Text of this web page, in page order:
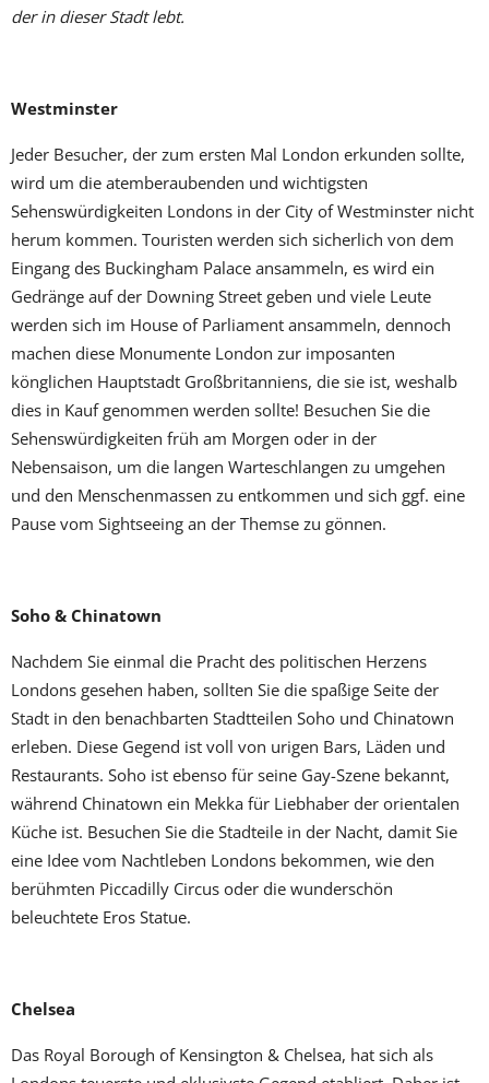
der in dieser Stadt lebt.
Westminster
Jeder Besucher, der zum ersten Mal London erkunden sollte,
wird um die atemberaubenden und wichtigsten
Sehenswürdigkeiten Londons in der City of Westminster nicht
herum kommen. Touristen werden sich sicherlich von dem
Eingang des Buckingham Palace ansammeln, es wird ein
Gedränge auf der Downing Street geben und viele Leute
werden sich im House of Parliament ansammeln, dennoch
machen diese Monumente London zur imposanten
könglichen Hauptstadt Großbritanniens, die sie ist, weshalb
dies in Kauf genommen werden sollte! Besuchen Sie die
Sehenswürdigkeiten früh am Morgen oder in der
Nebensaison, um die langen Warteschlangen zu umgehen
und den Menschenmassen zu entkommen und sich ggf. eine
Pause vom Sightseeing an der Themse zu gönnen.
Soho & Chinatown
Nachdem Sie einmal die Pracht des politischen Herzens
Londons gesehen haben, sollten Sie die spaßige Seite der
Stadt in den benachbarten Stadtteilen Soho und Chinatown
erleben. Diese Gegend ist voll von urigen Bars, Läden und
Restaurants. Soho ist ebenso für seine Gay-Szene bekannt,
während Chinatown ein Mekka für Liebhaber der orientalen
Küche ist. Besuchen Sie die Stadteile in der Nacht, damit Sie
eine Idee vom Nachtleben Londons bekommen, wie den
berühmten Piccadilly Circus oder die wunderschön
beleuchtete Eros Statue.
Chelsea
Das Royal Borough of Kensington & Chelsea, hat sich als